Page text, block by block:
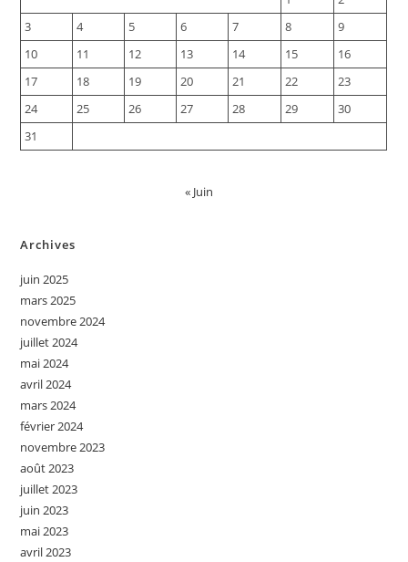
3
4 5 6 7 8
9
10
11 12 13 14 15
16
17
18 19 20 21 22
23
24
25 26 27 28 29
30
31
« Juin
Archives
juin 2025
mars 2025
novembre 2024
juillet 2024
mai 2024
avril 2024
mars 2024
février 2024
novembre 2023
août 2023
juillet 2023
juin 2023
mai 2023
avril 2023